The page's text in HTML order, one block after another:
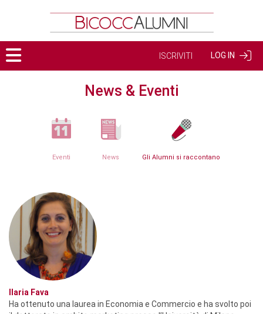
LOG IN
ISCRIVITI
News & Eventi
Eventi News Gli Alumni si raccontano
Ilaria Fava
Ha ottenuto una laurea in Economia e Commercio e ha svolto poi